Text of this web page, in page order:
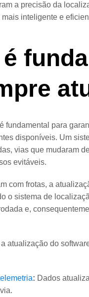
a precisão da
inteligente e
fundamental para
disponíveis. Um
vias que mudaram
evitáveis.
com frotas, a
o sistema de
e,
atualização do
: Dados